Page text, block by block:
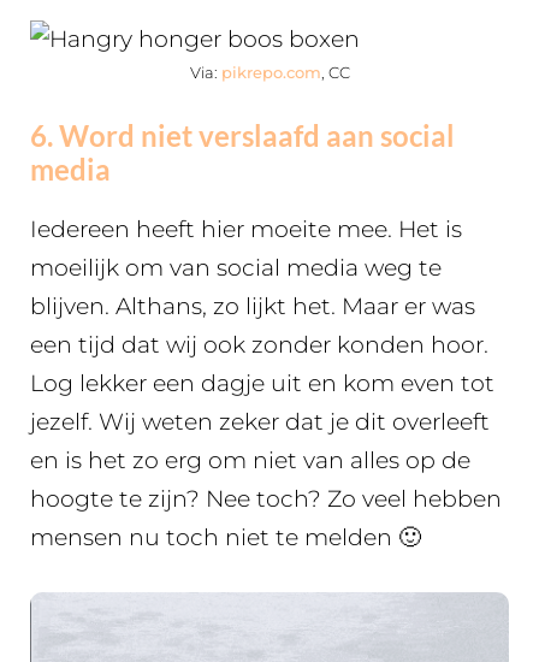
Via: pikrepo.com , CC
6. Word niet verslaafd aan social
media
Iedereen heeft hier moeite mee. Het is
moeilijk om van social media weg te
blijven. Althans, zo lijkt het. Maar er was
een tijd dat wij ook zonder konden hoor.
Log lekker een dagje uit en kom even tot
jezelf. Wij weten zeker dat je dit overleeft
en is het zo erg om niet van alles op de
hoogte te zijn? Nee toch? Zo veel hebben
mensen nu toch niet te melden 🙂